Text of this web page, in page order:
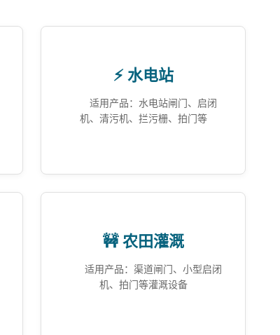
⚡ 水电站
适用产品：水电站闸门、启闭
机、清污机、拦污栅、拍门等
🚧 农田灌溉
适用产品：渠道闸门、小型启闭
机、拍门等灌溉设备